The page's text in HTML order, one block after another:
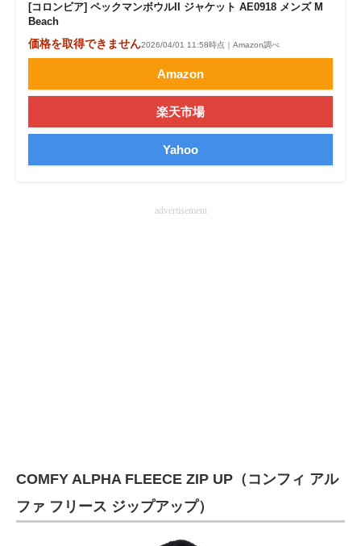
[コロンビア] ペックマンボウルII ジャケット AE0918 メンズ M
Beach
価格を取得できません2026/04/01 11:58時点｜Amazon調べ
Amazon
楽天市場
Yahoo
advertisement
COMFY ALPHA FLEECE ZIP UP（コンフィ アル
ファ フリース ジップアップ）